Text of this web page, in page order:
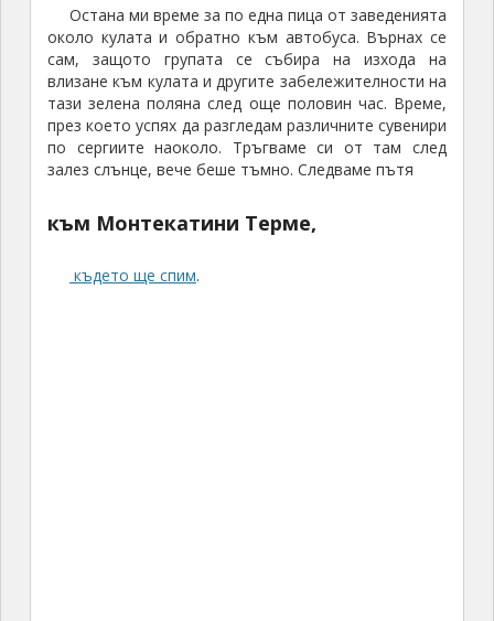
Остана ми време за по една пица от заведенията
около кулата и обратно към автобуса. Върнах се
сам, защото групата се събира на изхода на
влизане към кулата и другите забележителности на
тази зелена поляна след още половин час. Време,
през което успях да разгледам различните сувенири
по сергиите наоколо. Тръгваме си от там след
залез слънце, вече беше тъмно. Следваме пътя
към Монтекатини Терме,
където ще спим.